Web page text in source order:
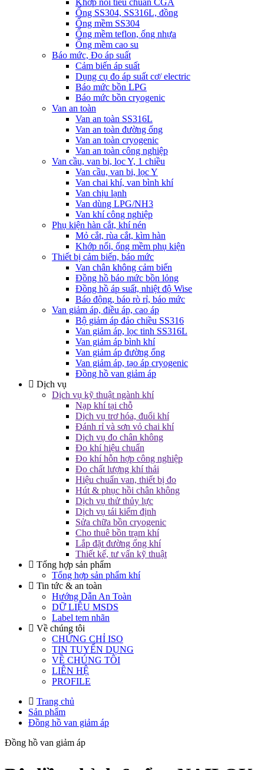
Khớp nối tiêu chuẩn CGA
Ống SS304, SS316L, đồng
Ống mềm SS304
Ống mềm teflon, ống nhựa
Ống mềm cao su
Báo mức, Đo áp suất
Cảm biến áp suất
Dụng cụ đo áp suất cơ/ electric
Báo mức bồn LPG
Báo mức bồn cryogenic
Van an toàn
Van an toàn SS316L
Van an toàn đường ống
Van an toàn cryogenic
Van an toàn công nghiệp
Van cầu, van bi, lọc Y, 1 chiều
Van cầu, van bi, lọc Y
Van chai khí, van bình khí
Van chịu lạnh
Van dùng LPG/NH3
Van khí công nghiệp
Phụ kiện hàn cắt, khí nén
Mỏ cắt, rùa cắt, kìm hàn
Khớp nối, ống mềm phụ kiện
Thiết bị cảm biến, báo mức
Van chân không cảm biến
Đồng hồ báo mức bồn lỏng
Đồng hồ áp suất, nhiệt độ Wise
Báo động, báo rò rỉ, báo mức
Van giảm áp, điều áp, cao áp
Bộ giảm áp đảo chiều SS316
Van giảm áp, lọc tinh SS316L
Van giảm áp bình khí
Van giảm áp đường ống
Van giảm áp, tạo áp cryogenic
Đồng hồ van giảm áp
Dịch vụ
Dịch vụ kỹ thuật ngành khí
Nạp khí tại chỗ
Dịch vụ trơ hóa, đuổi khí
Đánh rỉ và sơn vỏ chai khí
Dịch vụ đo chân không
Đo khí hiệu chuẩn
Đo khí hỗn hợp công nghiệp
Đo chất lượng khí thải
Hiệu chuẩn van, thiết bị đo
Hút & phục hồi chân không
Dịch vụ thử thủy lực
Dịch vụ tái kiểm định
Sửa chữa bồn cryogenic
Cho thuê bồn trạm khí
Lắp đặt đường ống khí
Thiết kế, tư vấn kỹ thuật
Tổng hợp sản phẩm
Tổng hợp sản phẩm khí
Tin tức & an toàn
Hướng Dẫn An Toàn
DỮ LIỆU MSDS
Label tem nhãn
Về chúng tôi
CHỨNG CHỈ ISO
TIN TUYỂN DỤNG
VỀ CHÚNG TÔI
LIÊN HỆ
PROFILE
Trang chủ
Sản phẩm
Đồng hồ van giảm áp
Đồng hồ van giảm áp